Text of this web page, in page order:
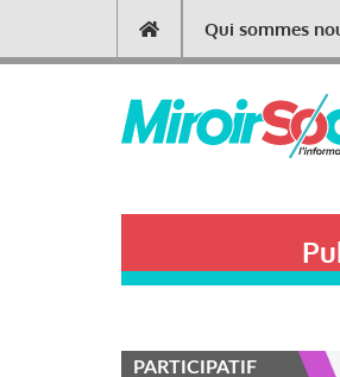
contenu
Main
navigation
Qui sommes
PARTICIPATIF